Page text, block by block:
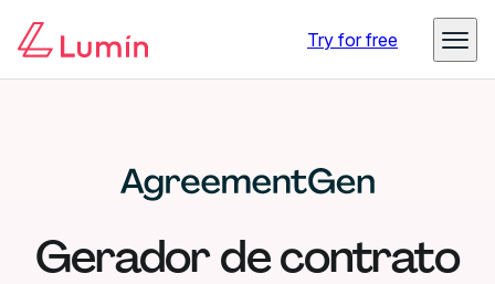
Try for free
Gerador de contrato